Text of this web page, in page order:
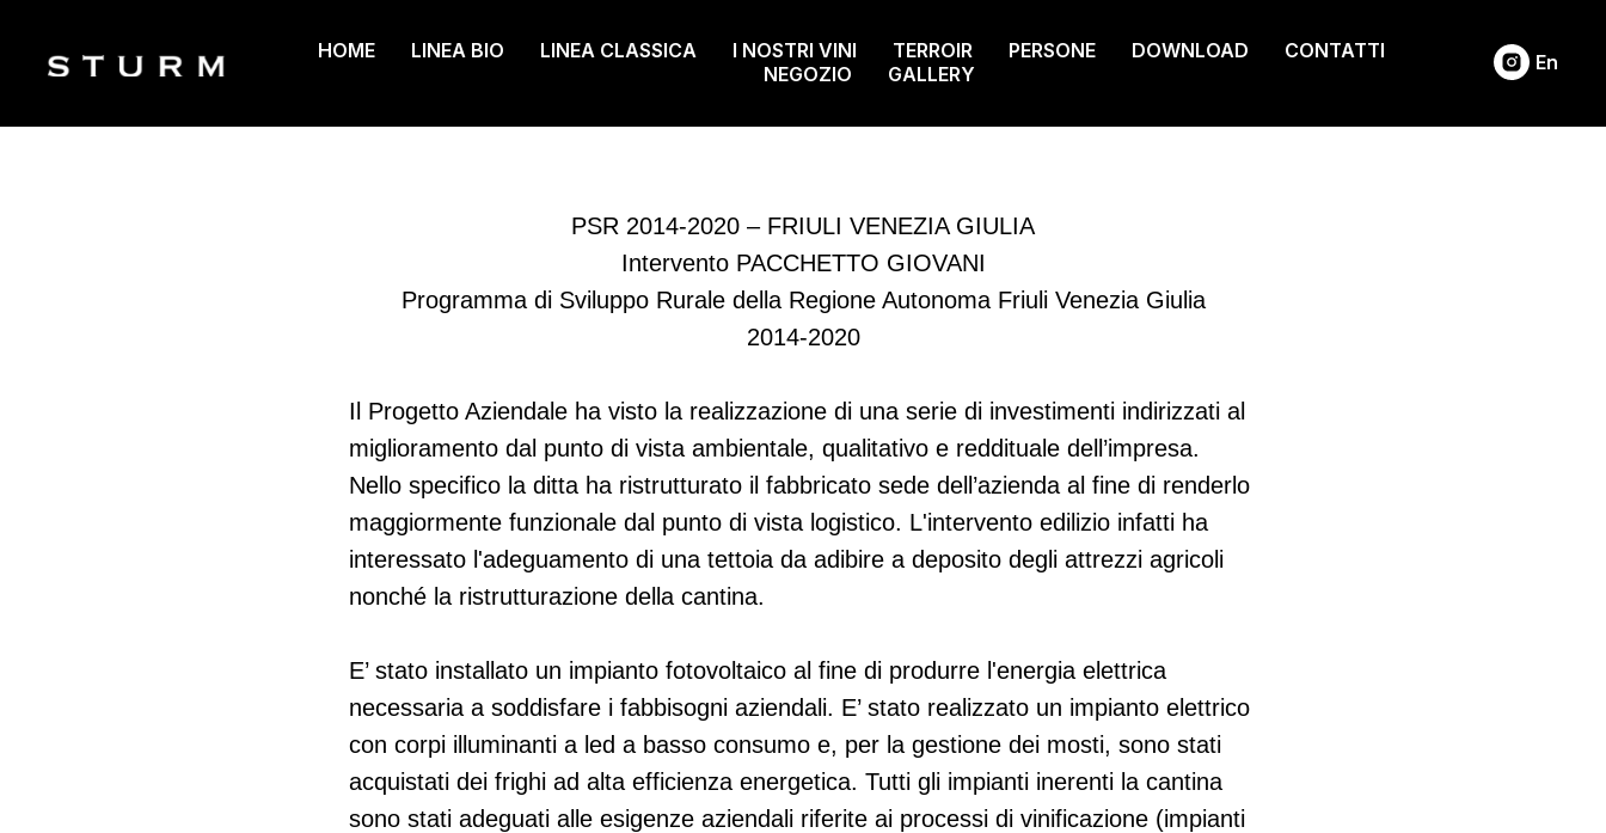
HOME LINEA BIO LINEA CLASSICA I NOSTRI VINI TERROIR PERSONE DOWNLOAD
CONTATTI
NEGOZIO
GALLERY En
PSR 2014-2020 – FRIULI VENEZIA GIULIA
Intervento PACCHETTO GIOVANI
Programma di Sviluppo Rurale della Regione Autonoma Friuli Venezia Giulia
2014-2020
Il Progetto Aziendale ha visto la realizzazione di una serie di investimenti indirizzati al
miglioramento dal punto di vista ambientale, qualitativo e reddituale dell’impresa.
Nello specifico la ditta ha ristrutturato il fabbricato sede dell’azienda al fine di renderlo
maggiormente funzionale dal punto di vista logistico. L'intervento edilizio infatti ha
interessato l'adeguamento di una tettoia da adibire a deposito degli attrezzi agricoli
nonché la ristrutturazione della cantina.
E’ stato installato un impianto fotovoltaico al fine di produrre l'energia elettrica
necessaria a soddisfare i fabbisogni aziendali. E’ stato realizzato un impianto elettrico
con corpi illuminanti a led a basso consumo e, per la gestione dei mosti, sono stati
acquistati dei frighi ad alta efficienza energetica. Tutti gli impianti inerenti la cantina
sono stati adeguati alle esigenze aziendali riferite ai processi di vinificazione (impianti